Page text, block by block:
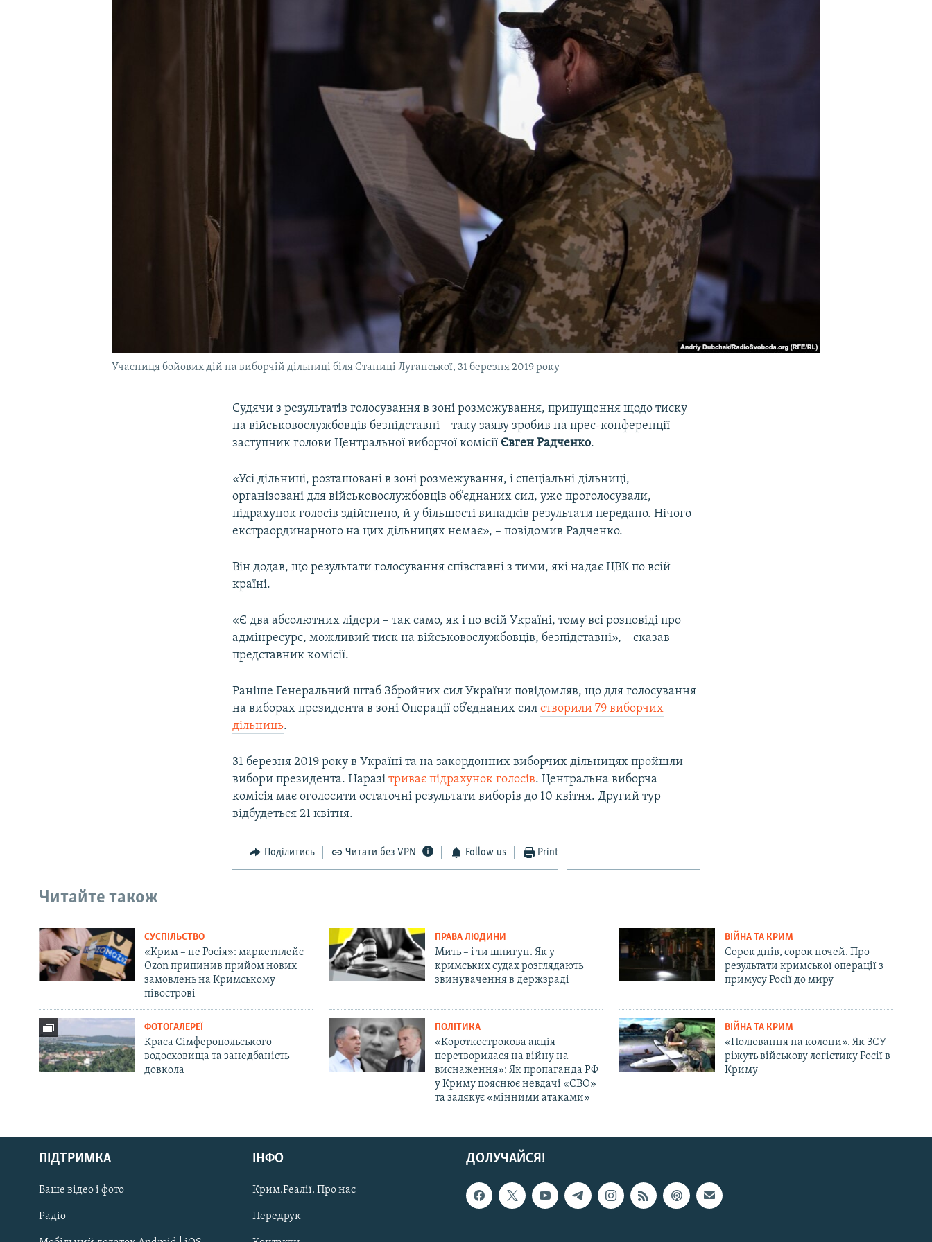
Русский
Qırımtatar
ДОЛУЧАЙСЯ!
Учасниця бойових дій на виборчій дільниці біля Станиці Луганської, 31 березня 2019 року
Судячи з результатів голосування в зоні розмежування, припущення щодо тиску
на військовослужбовців безпідставні – таку заяву зробив на прес-конференції
заступник голови Центральної виборчої комісії Євген Радченко.
«Усі дільниці, розташовані в зоні розмежування, і спеціальні дільниці,
організовані для військовослужбовців об’єднаних сил, уже проголосували,
підрахунок голосів здійснено, й у більшості випадків результати передано. Нічого
екстраординарного на цих дільницях немає», – повідомив Радченко.
Він додав, що результати голосування співставні з тими, які надає ЦВК по всій
країні.
«Є два абсолютних лідери – так само, як і по всій Україні, тому всі розповіді про
адмінресурс, можливий тиск на військовослужбовців, безпідставні», – сказав
представник комісії.
​Раніше Генеральний штаб Збройних сил України повідомляв, що для голосування
на виборах президента в зоні Операції об’єднаних силстворили 79 виборчих
дільниць.
31 березня 2019 року в Україні та на закордонних виборчих дільницях пройшли
вибори президента. Наразітриває підрахунок голосів. Центральна виборча
комісія має оголосити остаточні результати виборів до 10 квітня. Другий тур
відбудеться 21 квітня.
Поділитись Читати без VPN Follow us Print
Читайте також
СУСПІЛЬСТВО
«Крим – не Росія»: маркетплейс
Ozon припинив прийом нових
замовлень на Кримському
півострові
ПРАВА ЛЮДИНИ
Мить – і ти шпигун. Як у
кримських судах розглядають
звинувачення в держзраді
ВІЙНА ТА КРИМ
Сорок днів, сорок ночей. Про
результати кримської операції з
примусу Росії до миру
ФОТОГАЛЕРЕЇ
Краса Сімферопольського
водосховища та занедбаність
довкола
ПОЛІТИКА
«Короткострокова акція
перетворилася на війну на
виснаження»: Як пропаганда РФ
у Криму пояснює невдачі «СВО»
та залякує «мінними атаками»
ВІЙНА ТА КРИМ
«Полювання на колони». Як ЗСУ
ріжуть військову логістику Росії в
Криму
ДОЛУЧАЙСЯ!
ПІДТРИМКА
Ваше відео і фото
Радіо
ІНФО
Крим.Реалії. Про нас
Передрук